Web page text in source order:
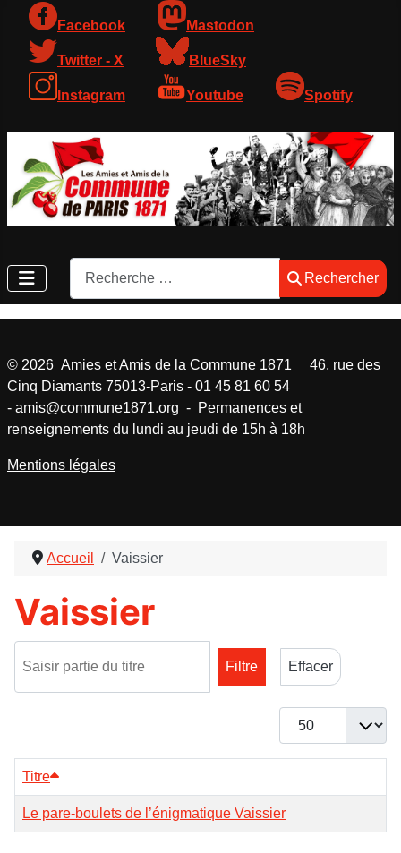
Facebook Mastodon
Twitter - X BlueSky
Instagram Youtube Spotify
Rechercher
Rechercher
Accueil Vaissier
Vaissier
Filtre
Effacer
Afficher #
Titre
Le pare-boulets de l’énigmatique Vaissier
© 2026 Amies et Amis de la Commune 1871 46, rue des
Cinq Diamants 75013-Paris - 01 45 81 60 54
- amis@commune1871.org - Permanences et
renseignements du lundi au jeudi de 15h à 18h
Mentions légales